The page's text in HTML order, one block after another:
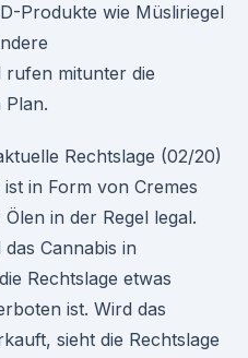
Produkte wie Müsliriegel
rufen mitunter die
Plan.
Rechtslage (02/20)
ist in Form von Cremes
Ölen in der Regel legal.
das Cannabis in
Rechtslage etwas
ist. Wird das
sieht die Rechtslage